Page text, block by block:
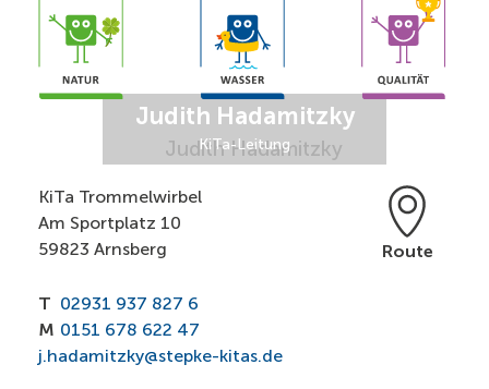
Judith Hadamitzky
KiTa-Leitung
KiTa Trommelwirbel
Am Sportplatz 10
59823 Arnsberg
Route
T 02931 937 827 6
M 0151 678 622 47
j.hadamitzky@stepke-kitas.de